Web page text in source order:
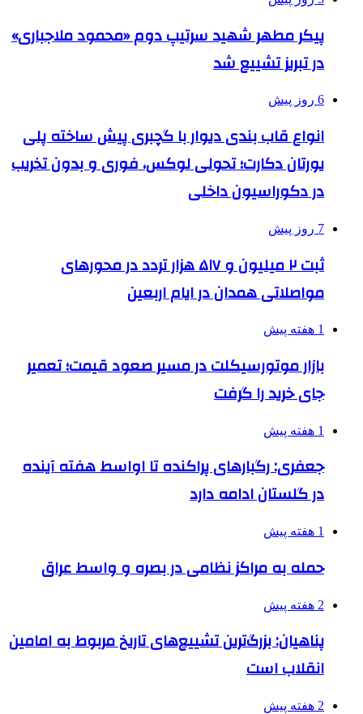
پیکر مطهر شهید سرتیپ دوم «محمود ملاجباری»
در تبریز تشییع شد
6 روز پیش
انواع قاب بندی دیوار با گچبری پیش ساخته پلی
یورتان دکارت؛ تحولی لوکس، فوری و بدون تخریب
در دکوراسیون داخلی
7 روز پیش
ثبت ۲ میلیون و ۵۱۷ هزار تردد در محورهای
مواصلاتی همدان در ایام اربعین
1 هفته پیش
بازار موتورسیکلت در مسیر صعود قیمت؛ تعمیر
جای خرید را گرفت
1 هفته پیش
جعفری: رگبارهای پراکنده تا اواسط هفته آینده
در گلستان ادامه دارد
1 هفته پیش
حمله به مراکز نظامی در بصره و واسط عراق
2 هفته پیش
پناهیان: بزرگ‌ترین تشییع‌های تاریخ مربوط به امامین
انقلاب است
2 هفته پیش